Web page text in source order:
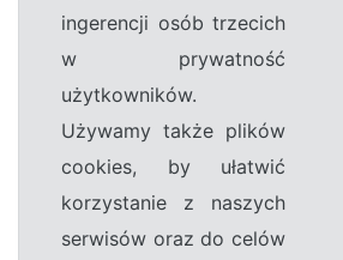
ingerencji osób trzecich
w prywatność
użytkowników.
Używamy także plików
cookies, by ułatwić
korzystanie z naszych
serwisów oraz do celów